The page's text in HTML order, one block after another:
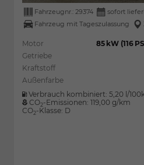
Fahrzeugnr.: 29374
sofort
Fahrzeug mit Tageszulassung
Motor
85 kW (116
Getriebe
Kraftstoff
Außenfarbe
Verbrauch kombiniert: 5,20 l/
CO2-Emissionen: 119,00 g/km
CO2-Klasse: D